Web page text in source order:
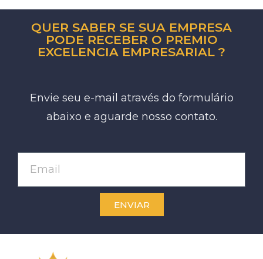
QUER SABER SE SUA EMPRESA
PODE RECEBER O PREMIO
EXCELENCIA EMPRESARIAL ?
Envie seu e-mail através do formulário
abaixo e aguarde nosso contato.
ENVIAR